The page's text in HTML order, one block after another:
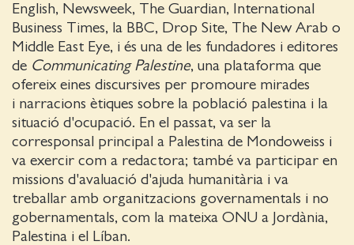
English, Newsweek, The Guardian, International
Business Times, la BBC, Drop Site, The New Arab o
Middle East Eye, i és una de les fundadores i editores
de Communicating Palestine, una plataforma que
ofereix eines discursives per promoure mirades
i narracions ètiques sobre la població palestina i la
situació d'ocupació. En el passat, va ser la
corresponsal principal a Palestina de Mondoweiss i
va exercir com a redactora; també va participar en
missions d'avaluació d'ajuda humanitària i va
treballar amb organitzacions governamentals i no
gobernamentals, com la mateixa ONU a Jordània,
Palestina i el Líban.